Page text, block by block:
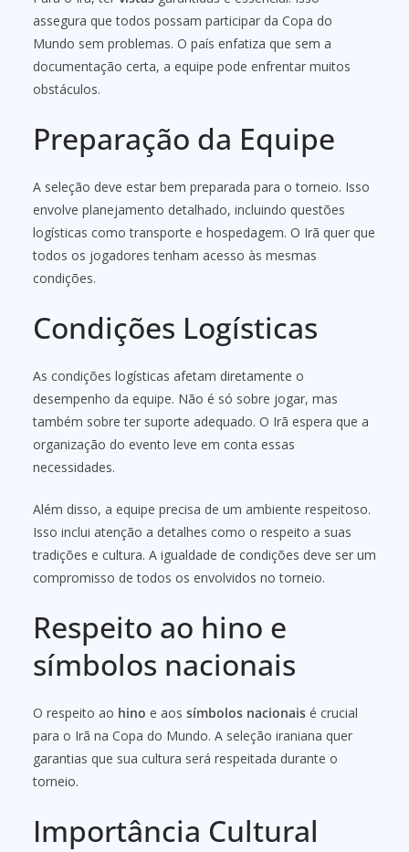
assegura que todos possam participar da Copa do
Mundo sem problemas. O país enfatiza que sem a
documentação certa, a equipe pode enfrentar muitos
obstáculos.
Preparação da Equipe
A seleção deve estar bem preparada para o torneio. Isso
envolve planejamento detalhado, incluindo questões
logísticas como transporte e hospedagem. O Irã quer que
todos os jogadores tenham acesso às mesmas
condições.
Condições Logísticas
As condições logísticas afetam diretamente o
desempenho da equipe. Não é só sobre jogar, mas
também sobre ter suporte adequado. O Irã espera que a
organização do evento leve em conta essas
necessidades.
Além disso, a equipe precisa de um ambiente respeitoso.
Isso inclui atenção a detalhes como o respeito a suas
tradições e cultura. A igualdade de condições deve ser um
compromisso de todos os envolvidos no torneio.
Respeito ao hino e
símbolos nacionais
O respeito ao hino e aos símbolos nacionais é crucial
para o Irã na Copa do Mundo. A seleção iraniana quer
garantias que sua cultura será respeitada durante o
torneio.
Importância Cultural